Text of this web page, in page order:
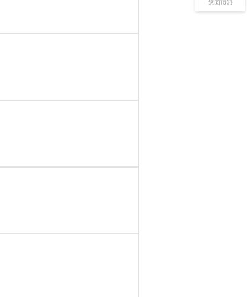
返回顶部